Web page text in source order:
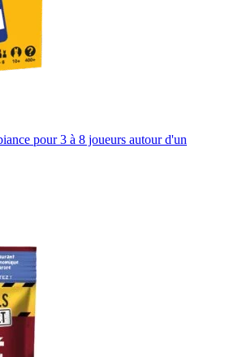
pour 3 à 8 joueurs autour d'un